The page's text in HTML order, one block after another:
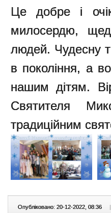
Це добре і
милосердю,
людей. Чудесну
в покоління, а
нашим дітям.
Святителя
традиційним
Опубліковано: 20-12-2022, 08:36 |